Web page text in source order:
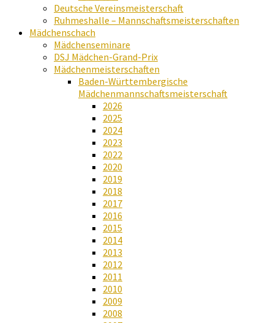
Deutsche Vereinsmeisterschaft
Ruhmeshalle – Mannschaftsmeisterschaften
Mädchenschach
Mädchenseminare
DSJ Mädchen-Grand-Prix
Mädchenmeisterschaften
Baden-Württembergische
Mädchenmannschaftsmeisterschaft
2026
2025
2024
2023
2022
2020
2019
2018
2017
2016
2015
2014
2013
2012
2011
2010
2009
2008